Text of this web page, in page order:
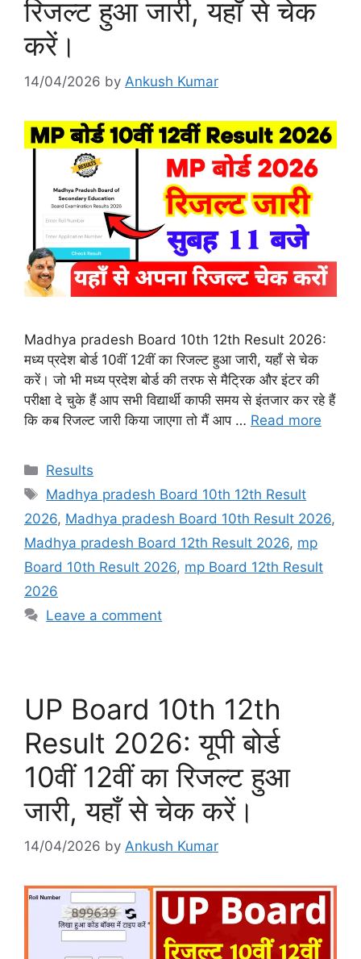
रिजल्ट हुआ जारी, यहाँ से चेक
करें।
14/04/2026 by Ankush Kumar
Madhya pradesh Board 10th 12th Result 2026:
मध्य प्रदेश बोर्ड 10वीं 12वीं का रिजल्ट हुआ जारी, यहाँ से चेक
करें। जो भी मध्य प्रदेश बोर्ड की तरफ से मैट्रिक और इंटर की
परीक्षा दे चुके हैं आप सभी विद्यार्थी काफी समय से इंतजार कर रहे हैं
कि कब रिजल्ट जारी किया जाएगा तो मैं आप … Read more
Categories
Results
Tags
Madhya pradesh Board 10th 12th Result
2026, Madhya pradesh Board 10th Result 2026,
Madhya pradesh Board 12th Result 2026, mp
Board 10th Result 2026, mp Board 12th Result
2026
Leave a comment
UP Board 10th 12th
Result 2026: यूपी बोर्ड
10वीं 12वीं का रिजल्ट हुआ
जारी, यहाँ से चेक करें।
14/04/2026 by Ankush Kumar